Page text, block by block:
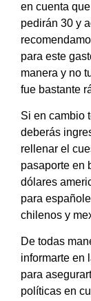
en cuenta
pedirán 30 y
para este
manera y no
fue bastante
Si en cambio
deberás
rellenar el
pasaporte en
dólares
para
chilenos y
De todas
informarte en
para
políticas en